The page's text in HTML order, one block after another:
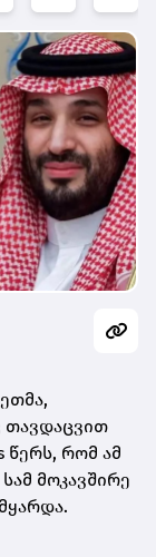
თავდაცვით
წერს, რომ ამ
მოკავშირე